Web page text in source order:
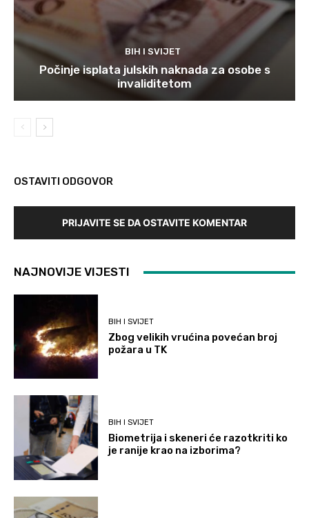
BIH I SVIJET
Počinje isplata julskih naknada za osobe s
invaliditetom
OSTAVITI ODGOVOR
PRIJAVITE SE DA OSTAVITE KOMENTAR
NAJNOVIJE VIJESTI
BIH I SVIJET
Zbog velikih vrućina povećan broj
požara u TK
BIH I SVIJET
Biometrija i skeneri će razotkriti ko
je ranije krao na izborima?